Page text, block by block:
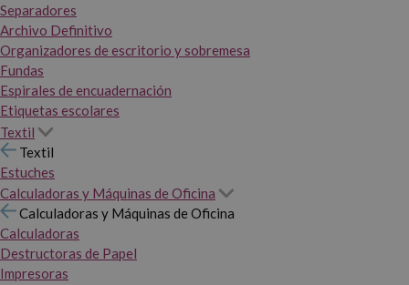
Separadores
Archivo Definitivo
Organizadores de escritorio y sobremesa
Fundas
Espirales de encuadernación
Etiquetas escolares
Textil
Textil
Estuches
Calculadoras y Máquinas de Oficina
Calculadoras y Máquinas de Oficina
Calculadoras
Destructoras de Papel
Impresoras